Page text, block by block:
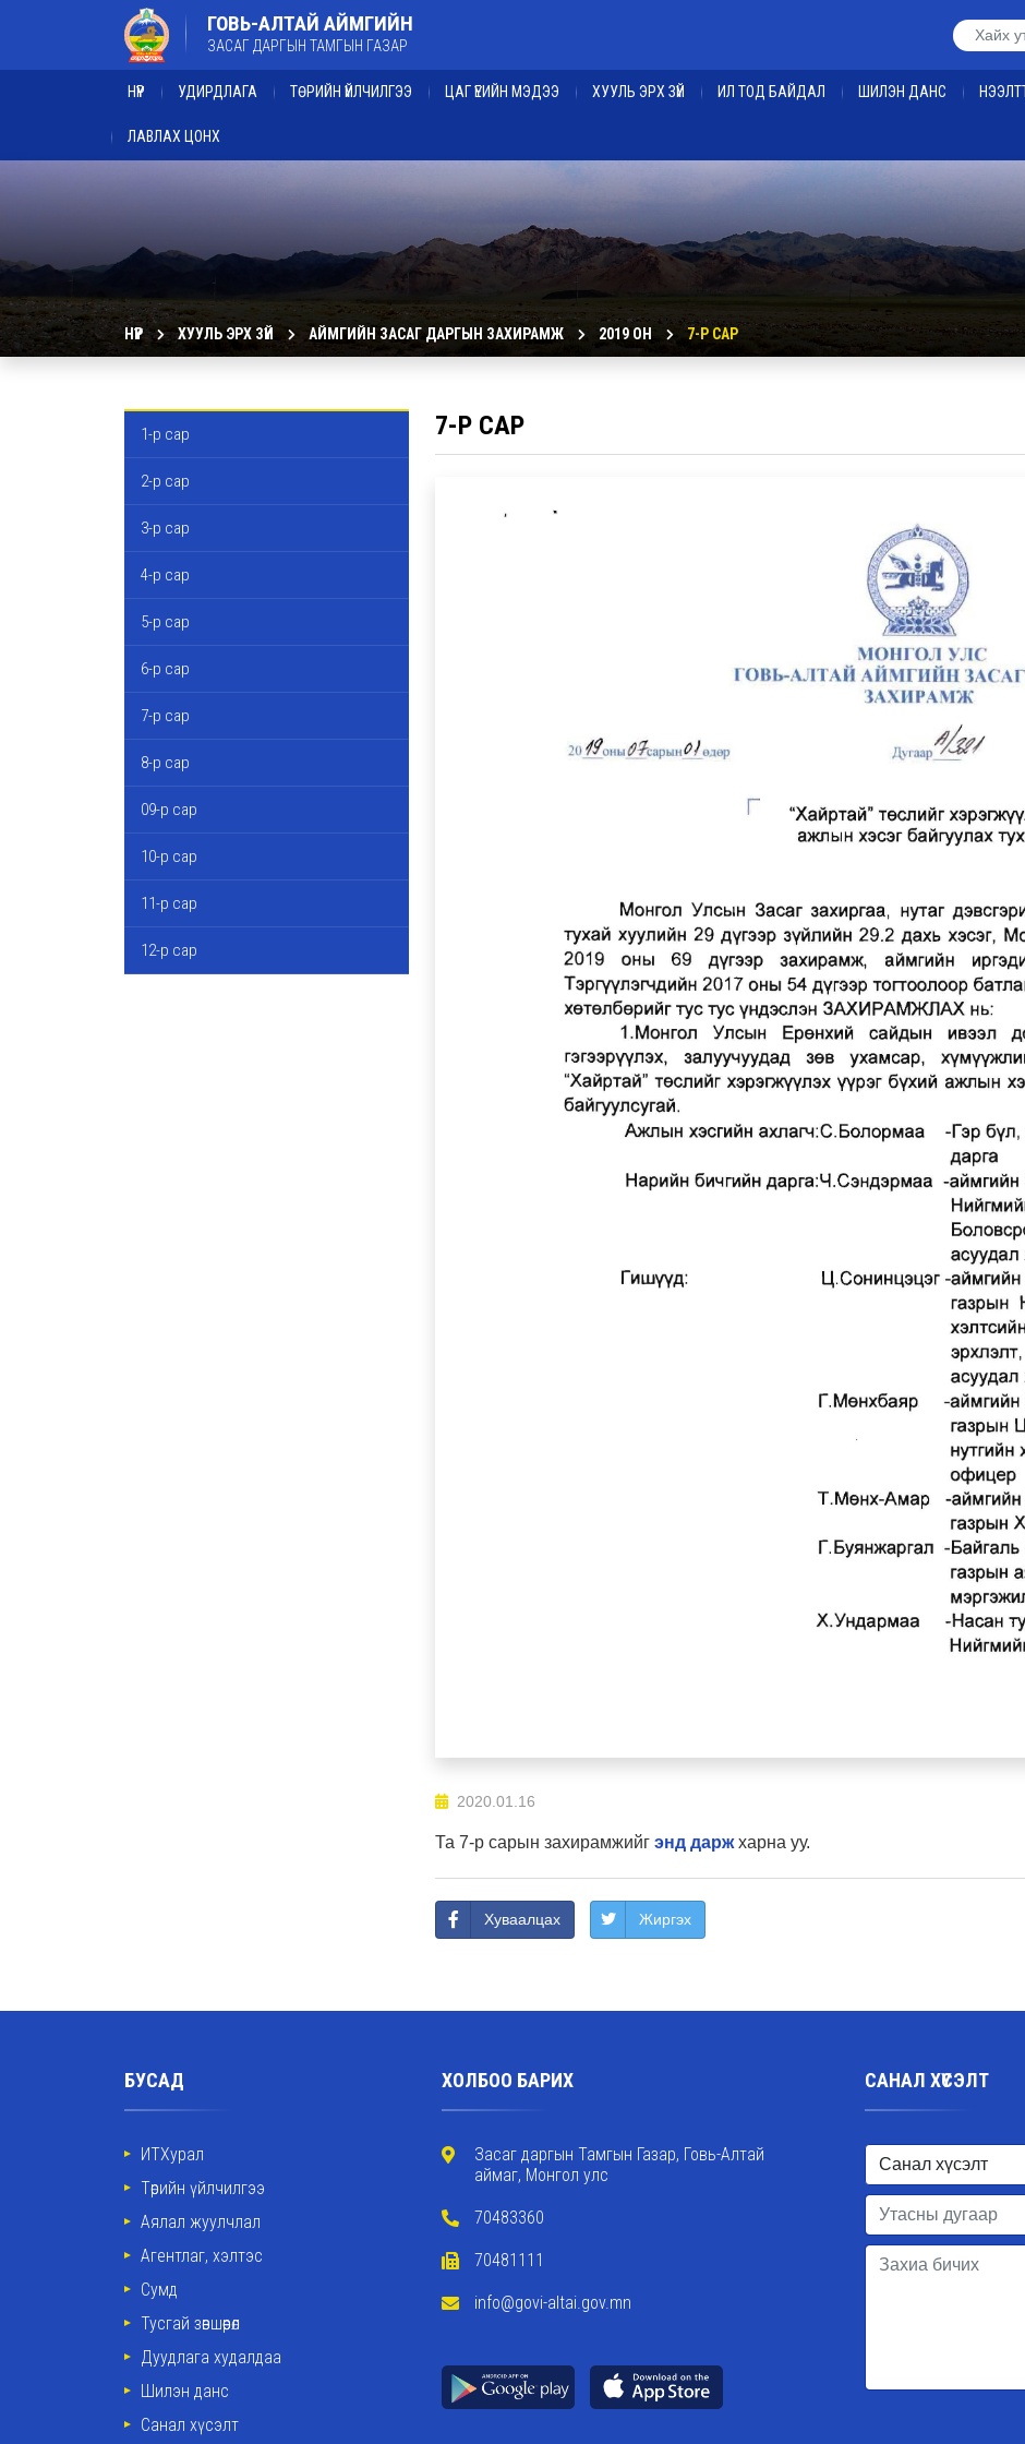
ГОВЬ-АЛТАЙ АЙМГИЙН
ЗАСАГ ДАРГЫН ТАМГЫН ГАЗАР
НҮҮР УДИРДЛАГА ТӨРИЙН ҮЙЛЧИЛГЭЭ ЦАГ ҮЕИЙН МЭДЭЭ ХУУЛЬ ЭРХ ЗҮЙ ИЛ ТОД БАЙДАЛ ШИЛЭН ДАНС
ЛАВЛАХ ЦОНХ
НҮҮР ХУУЛЬ ЭРХ ЗҮЙ АЙМГИЙН ЗАСАГ ДАРГЫН ЗАХИРАМЖ 2019 ОН 7-Р САР
1-р сар
2-р сар
3-р сар
4-р сар
5-р сар
6-р сар
7-р сар
8-р сар
09-р сар
10-р сар
11-р сар
12-р сар
7-Р САР
2020.01.16
Та 7-р сарын захирамжийг энд даржхарна уу.
Хуваалцах Жиргэх
БУСАД
ИТХурал
Төрийн үйлчилгээ
Аялал жуулчлал
Агентлаг, хэлтэс
Сумд
Тусгай зөвшөөрөл
Дуудлага худалдаа
Шилэн данс
Санал хүсэлт
ХОЛБОО БАРИХ
Засаг даргын Тамгын Газар, Говь-Алтай
аймаг, Монгол улс
70483360
70481111
info@govi-altai.gov.mn
САНАЛ ХҮСЭЛТ